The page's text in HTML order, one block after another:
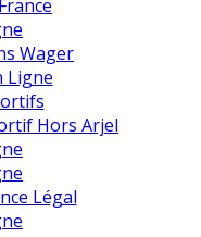
Wager
Ligne
Hors Arjel
Légal